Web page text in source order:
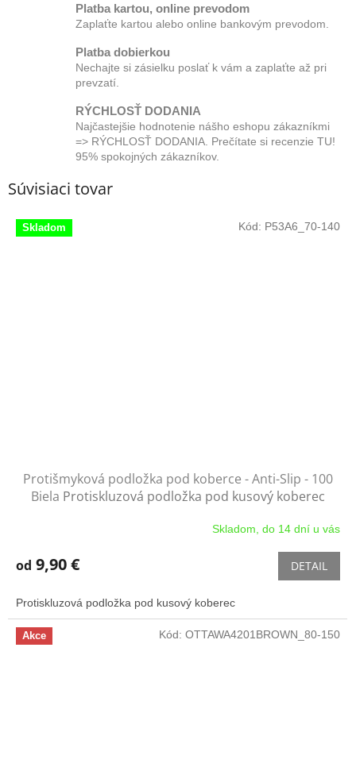
Platba kartou, online prevodom
Zaplaťte kartou alebo online bankovým prevodom.
Platba dobierkou
Nechajte si zásielku poslať k vám a zaplaťte až pri
prevzatí.
RÝCHLOSŤ DODANIA
Najčastejšie hodnotenie nášho eshopu zákazníkmi
=> RÝCHLOSŤ DODANIA. Prečítate si recenzie TU!
95% spokojných zákazníkov.
Súvisiaci tovar
Skladom
Protišmyková podložka pod koberce - Anti-Slip - 100
Biela Protiskluzová podložka pod kusový koberec
Skladom, do 14 dní u vás
od 9,90 € DETAIL
Protiskluzová podložka pod kusový koberec
Kód: P53A6_70-140
Akce Kód: OTTAWA4201BROWN_80-150